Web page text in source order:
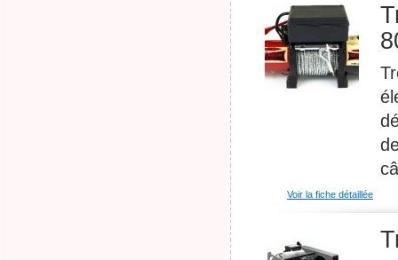
Voir la fiche détaillée